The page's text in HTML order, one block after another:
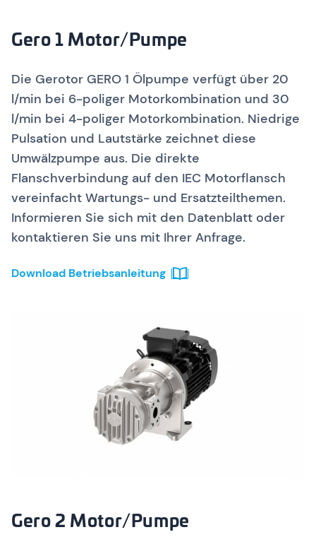
Gero 1 Motor/Pumpe
Die Gerotor GERO 1 Ölpumpe verfügt über 20
l/min bei 6-poliger Motorkombination und 30
l/min bei 4-poliger Motorkombination. Niedrige
Pulsation und Lautstärke zeichnet diese
Umwälzpumpe aus. Die direkte
Flanschverbindung auf den IEC Motorflansch
vereinfacht Wartungs- und Ersatzteilthemen.
Informieren Sie sich mit den Datenblatt oder
kontaktieren Sie uns mit Ihrer Anfrage.
Download Betriebsanleitung
Gero 2 Motor/Pumpe